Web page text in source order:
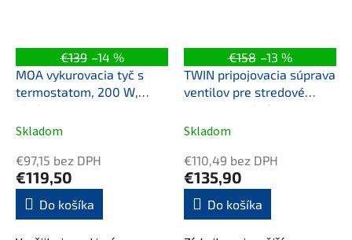
€139 –14 %
MOA vykurovacia tyč s
termostatom, 200 W,
chróm
Skladom
€97,15 bez DPH
€119,50
Do košíka
€158 –13 %
TWIN pripojovacia súprava
ventilov pre stredové
pripojenie, chróm
Skladom
€110,49 bez DPH
€135,90
Do košíka